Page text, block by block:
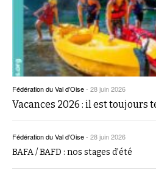
Fédération du Val d’Oise- 28 juin 2026
Vacances 2026 : il est toujours
Fédération du Val d’Oise- 28 juin 2026
BAFA / BAFD : nos stages d’été